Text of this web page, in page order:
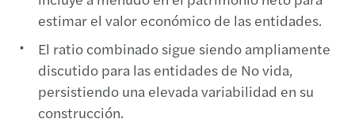
estimar el valor económico de las entidades.
El ratio combinado sigue siendo ampliamente
discutido para las entidades de No vida,
persistiendo una elevada variabilidad en su
construcción.